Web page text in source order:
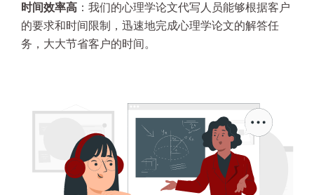
时间效率高 ：我们的心理学论文代写人员能够根据客户
的要求和时间限制，迅速地完成心理学论文的解答任
务，大大节省客户的时间。